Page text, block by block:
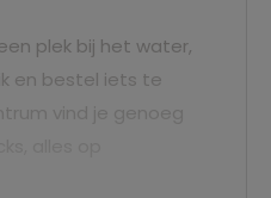
plek bij het water,
en bestel iets te